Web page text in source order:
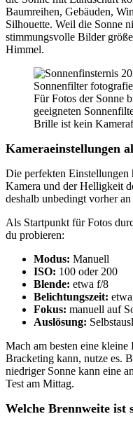
Baumreihen, Gebäuden,
Silhouette. Weil die Sonne
stimmungsvolle Bilder
Himmel.
Für Fotos der Sonne
geeigneten
Brille ist kein
Kameraeinstellungen
Die perfekten
Kamera und der Helligkeit
deshalb unbedingt vorher
Als Startpunkt für Fotos
du probieren:
Modus: Manuell
ISO: 100 oder 200
Blende: etwa f/8
Belichtungszeit:
Fokus: manuell auf
Auslösung:
Mach am besten eine
Bracketing kann, nutze es.
niedriger Sonne kann eine
Test am Mittag.
Welche Brennweite ist